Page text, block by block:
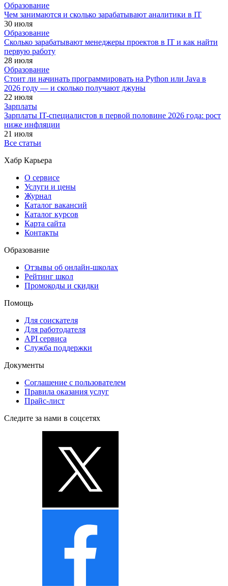
Образование
Чем занимаются и сколько зарабатывают аналитики в IT
30 июля
Образование
Сколько зарабатывают менеджеры проектов в IT и как найти
первую работу
28 июля
Образование
Стоит ли начинать программировать на Python или Java в
2026 году — и сколько получают джуны
22 июля
Зарплаты
Зарплаты IT-специалистов в первой половине 2026 года: рост
ниже инфляции
21 июля
Все статьи
Хабр Карьера
О сервисе
Услуги и цены
Журнал
Каталог вакансий
Каталог курсов
Карта сайта
Контакты
Образование
Отзывы об онлайн-школах
Рейтинг школ
Промокоды и скидки
Помощь
Для соискателя
Для работодателя
API сервиса
Служба поддержки
Документы
Соглашение с пользователем
Правила оказания услуг
Прайс-лист
Следите за нами в соцсетях